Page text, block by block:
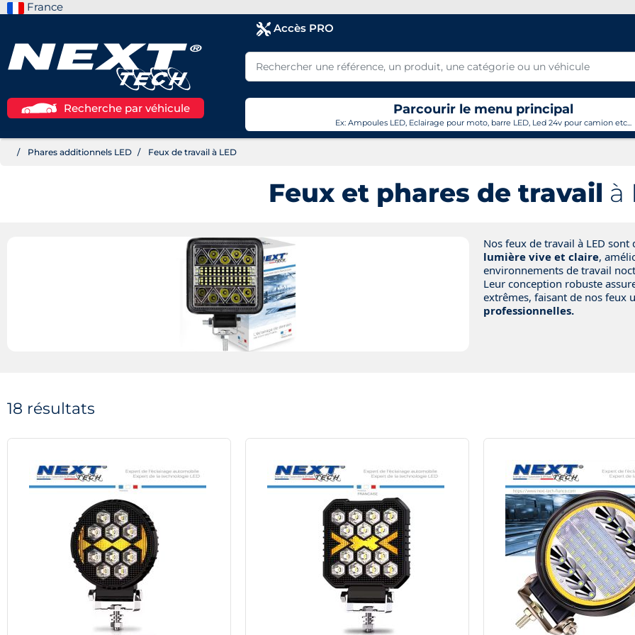
France
Accès PRO
Recherche par véhicule Parcourir le menu principal
Ex: Ampoules LED, Eclairage pour moto, barre LED, Led 24v pour camion etc...
Phares additionnels LED Feux de travail à LED
Feux et phares de travail à
Nos feux de travail à LED
lumière vive et claire,
environnements de travail
Leur conception robuste
extrêmes, faisant de nos feux
professionnelles.
18 résultats